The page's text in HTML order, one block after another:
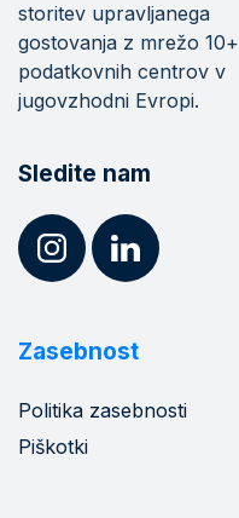
storitev upravljanega
gostovanja z mrežo 10+
podatkovnih centrov v
jugovzhodni Evropi.
Sledite nam
Zasebnost
Politika zasebnosti
Piškotki